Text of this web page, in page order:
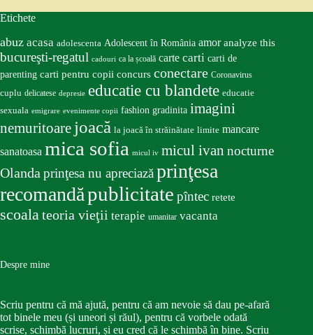
Etichete
abuz acasa adolescenta Adolescent în România amor analyze this
bucureşti-regatul cadouri ca la școală carte carti carti de
parenting carti pentru copii concurs conectare Coronavirus
cuplu delicatese depresie educatie cu blandete educatie
sexuala emigrare evenimente copii fashion gradinita imagini
nemuritoare joacă la joacă în străinătate limite mancare
sanatoasa mica sofia micul iv micul ivan nocturne
Olandaprinţesa nu apreciazăprinţesa
recomandăpublicitate pîntec retete
scoalateoria vieţii terapie umanitar vacanta
Despre mine
Scriu pentru că mă ajută, pentru că am nevoie să dau pe-afară
tot binele meu (și uneori și răul), pentru că vorbele odată
scrise, schimbă lucruri, și eu cred că le schimbă în bine. Scriu